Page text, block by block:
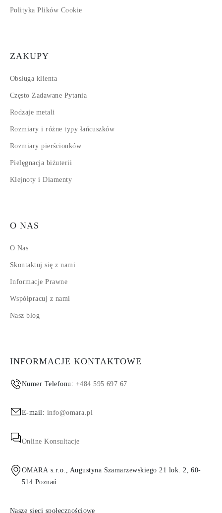
Polityka Plików Cookie
ZAKUPY
Obsługa klienta
Często Zadawane Pytania
Rodzaje metali
Rozmiary i różne typy łańcuszków
Rozmiary pierścionków
Pielęgnacja biżuterii
Klejnoty i Diamenty
O NAS
O Nas
Skontaktuj się z nami
Informacje Prawne
Współpracuj z nami
Nasz blog
INFORMACJE KONTAKTOWE
Numer Telefonu: +484 595 697 67
E-mail: info@omara.pl
Online Konsultacje
OMARA s.r.o., Augustyna Szamarzewskiego 21 lok. 2, 60-
514 Poznań
Nasze sieci społecznościowe